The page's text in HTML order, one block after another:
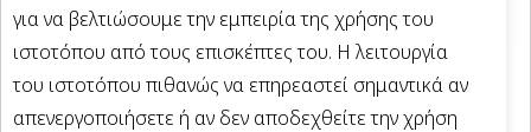
για να βελτιώσουμε την εμπειρία της χρήσης του
ιστοτόπου από τους επισκέπτες του. Η λειτουργία
του ιστοτόπου πιθανώς να επηρεαστεί σημαντικά αν
απενεργοποιήσετε ή αν δεν αποδεχθείτε την χρήση